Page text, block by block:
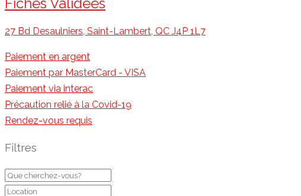
Fiches Validées
27 Bd Desaulniers, Saint-Lambert, QC J4P 1L7
Paiement en argent
Paiement par MasterCard - VISA
Paiement via interac
Précaution relié à la Covid-19
Rendez-vous requis
Filtres